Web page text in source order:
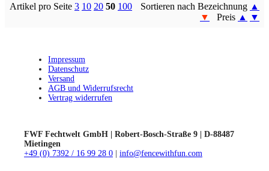
Artikel pro Seite 3 10 20 50 100 Sortieren nach Bezeichnung ▲
▼
Preis ▲ ▼
Impressum
Datenschutz
Versand
AGB und Widerrufsrecht
Vertrag widerrufen
FWF Fechtwelt GmbH | Robert-Bosch-Straße 9 | D-88487
Mietingen
+49 (0) 7392 / 16 99 28 0
info@fencewithfun.com